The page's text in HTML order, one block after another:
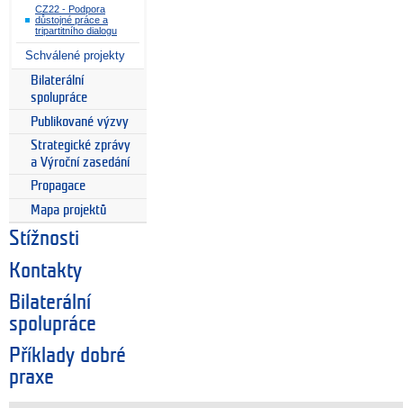
CZ22 - Podpora
důstojné práce a
tripartitního dialogu
Schválené projekty
Bilaterální
spolupráce
Publikované výzvy
Strategické zprávy
a Výroční zasedání
Propagace
Mapa projektů
Stížnosti
Kontakty
Bilaterální
spolupráce
Příklady dobré
praxe